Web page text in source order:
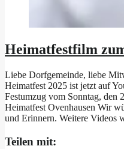
Heimatfestfilm
Liebe Dorfgemeinde, liebe
Heimatfest 2025 ist jetzt auf
Festumzug vom Sonntag, den
Heimatfest Ovenhausen Wir
und Erinnern. Weitere
Teilen mit: